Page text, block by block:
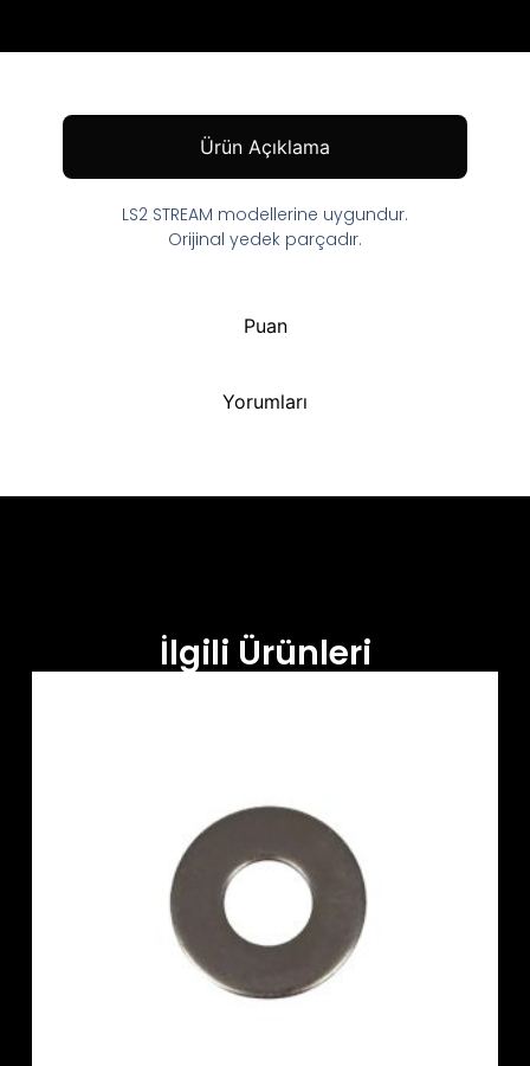
Ürün Açıklama
Puan
Yorumları
LS2 STREAM modellerine uygundur.
Orijinal yedek parçadır.
İlgili Ürünleri